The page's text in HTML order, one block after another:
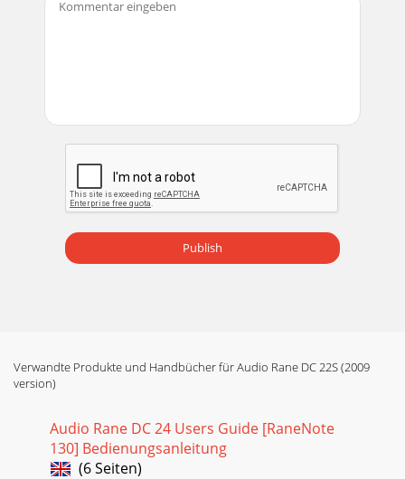
Publish
Verwandte Produkte und Handbücher für Audio Rane DC 22S (2009
version)
Audio Rane DC 24 Users Guide [RaneNote
130] Bedienungsanleitung
(6 Seiten)